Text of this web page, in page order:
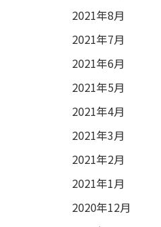
2021年8月
2021年7月
2021年6月
2021年5月
2021年4月
2021年3月
2021年2月
2021年1月
2020年12月